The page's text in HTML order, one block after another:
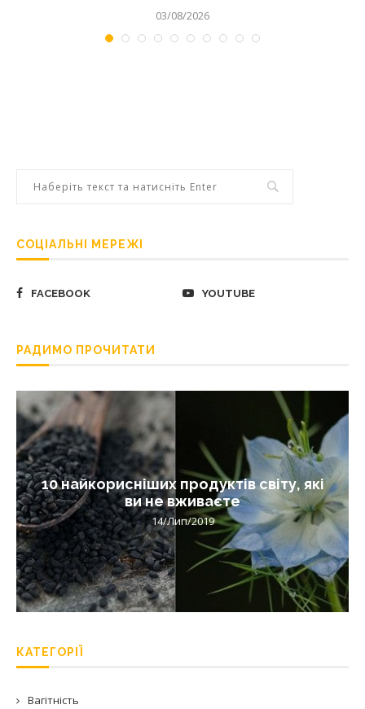
03/08/2026
СОЦІАЛЬНІ МЕРЕЖІ
FACEBOOK YOUTUBE
РАДИМО ПРОЧИТАТИ
10 найкорисніших продуктів світу, які
ви не вживаєте
14/Лип/2019
КАТЕГОРІЇ
Вагітність